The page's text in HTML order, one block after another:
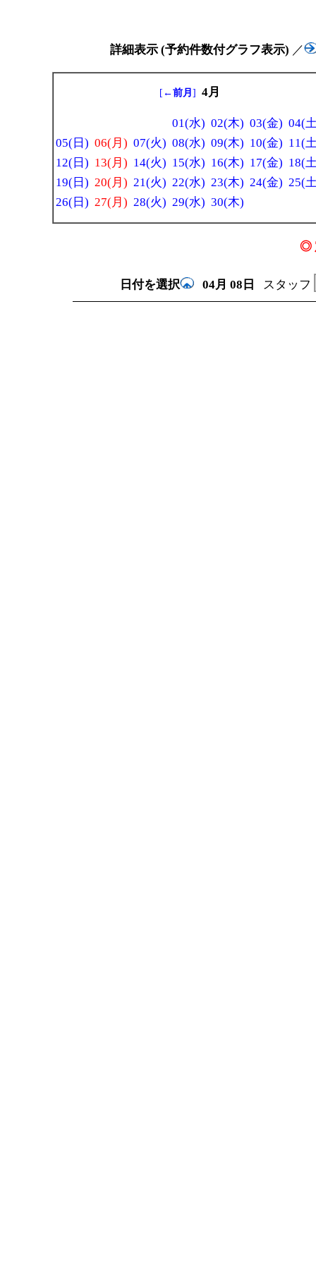
詳細表示 (予約件数付グラフ表示) ／
[ ←前月 ] 4月
01(水) 02(木) 03(金) 04(
05(日) 06(月) 07(火) 08(水) 09(木) 10(金) 11(
12(日) 13(月) 14(火) 15(水) 16(木) 17(金) 18(
19(日) 20(月) 21(火) 22(水) 23(木) 24(金) 25(
26(日) 27(月) 28(火) 29(水) 30(木)
◎
日付を選択 04月 08日 スタッフ